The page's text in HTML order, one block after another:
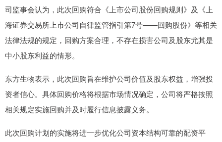
司监事会认为，此次回购符合《上市公司股份回购规则》及《上
海证券交易所上市公司自律监管指引第7号——回购股份》等相关
法律法规的规定，回购方案合理，不存在损害公司及股东尤其是
中小股东利益的情形。
东方生物表示，此次回购旨在维护公司价值及股东权益，增强投
资者信心。具体回购价格将根据市场情况确定，公司将严格按照
相关规定实施回购并及时履行信息披露义务。
此次回购计划的实施将进一步优化公司资本结构可靠的配资平